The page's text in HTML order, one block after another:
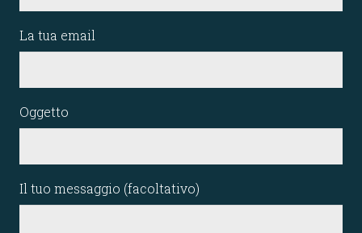
La tua email
Oggetto
Il tuo messaggio (facoltativo)